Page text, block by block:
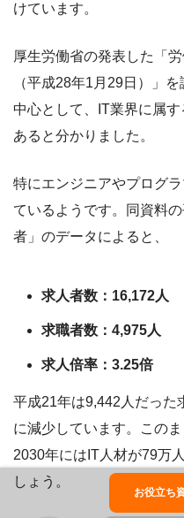
けています。
厚生労働省の発表した「
（平成28年1月29日）」
中心として、IT業界に属
あると分かりました。
特にエンジニアやプログ
ているようです。同資料
者」のデータによると、
求人者数：16,172人
求職者数：4,975人
求人倍率：3.25倍
平成21年は9,442人だった
に減少しています。この
2030年にはIT人材が79万
しょう。
お役立ち